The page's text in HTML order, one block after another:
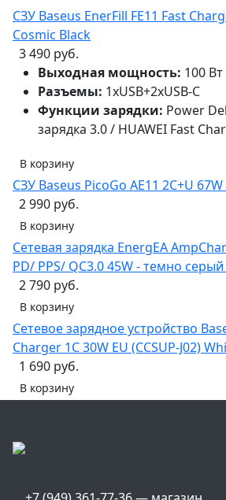
СЗУ Baseus EnerFill FE11 Fast
Cosmic Black
3 490 руб.
Выходная мощность: 100 Вт
Разъемы: 1xUSB+2xUSB-C
Функции зарядки: Power
зарядка 3.0 / HUAWEI Fast
В корзину
СЗУ Baseus PicoGo AE11 2C+U
2 990 руб.
В корзину
Сетевая зарядка EnergEA
PD/ PPS/ QC3.0 45W - темно
2 790 руб.
В корзину
Сетевое зарядное устройство
Charger 1C 30W EU (CCSUP-J02)
1 690 руб.
В корзину